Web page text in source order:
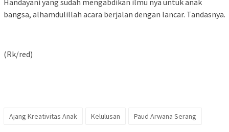
Handayani yang sudah mengabdikan ilmu nya untuk anak
bangsa, alhamdulillah acara berjalan dengan lancar. Tandasnya.
(Rk/red)
Ajang Kreativitas Anak Kelulusan Paud Arwana Serang